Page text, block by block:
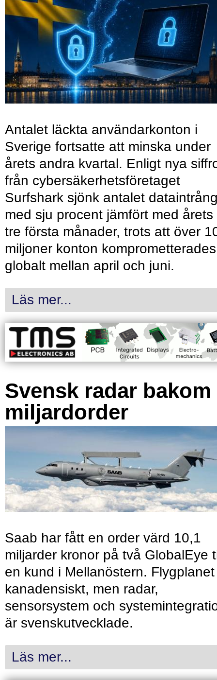
Antalet läckta användarkonton i
Sverige fortsatte att minska under
årets andra kvartal. Enligt nya
från cybersäkerhetsföretaget
Surfshark sjönk antalet
med sju procent jämfört med årets
tre första månader, trots att över
miljoner konton komprometterades
globalt mellan april och juni.
Läs mer...
Svensk radar bakom
miljardorder
Saab har fått en order värd 10,1
miljarder kronor på två GlobalEye
en kund i Mellanöstern.
kanadensiskt, men radar,
sensorsystem och
är svenskutvecklade.
Läs mer...